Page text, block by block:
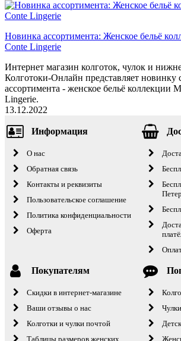
Новинка ассортимента: Женское бельё
Conte Lingerie
Интернет магазин колготок, чулок и
Колготоки-Онлайн представляет новинку
ассортимента - женское бельё коллекции
Lingerie.
13.12.2022
Информация
О нас
Обратная связь
Контакты и реквизиты
Пользовательское соглашение
Политика конфиденциальности
Оферта
Покупателям
Скидки в интернет-магазине
Ваши отзывы о нас
Колготки и чулки почтой
Таблицы размеров женских